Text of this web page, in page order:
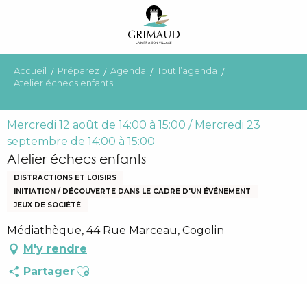
principal
Accueil Préparez Agenda
Tout l’agenda
Atelier échecs enfants
Mercredi 12 août de 14:00 à 15:00 / Mercredi 23
septembre de 14:00 à 15:00
Atelier échecs enfants
DISTRACTIONS ET LOISIRS
INITIATION / DÉCOUVERTE DANS LE CADRE D'UN ÉVÉNEMENT
JEUX DE SOCIÉTÉ
Médiathèque, 44 Rue Marceau, Cogolin
M'y rendre
PartagerAjouter aux favoris